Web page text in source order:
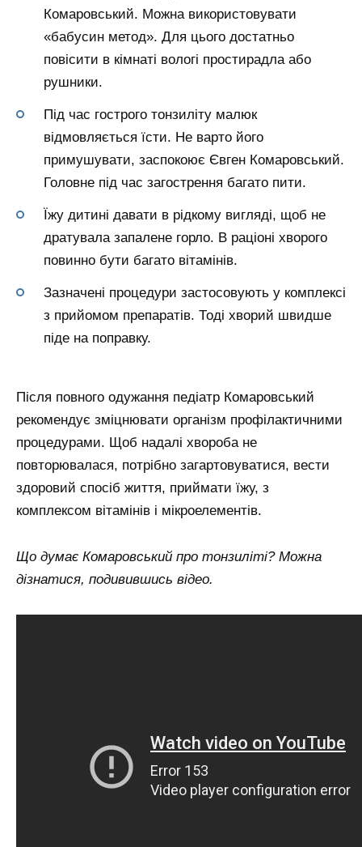
Комаровський. Можна використовувати
«бабусин метод». Для цього достатньо
повісити в кімнаті вологі простирадла або
рушники.
Під час гострого тонзиліту малюк
відмовляється їсти. Не варто його
примушувати, заспокоює Євген Комаровський.
Головне під час загострення багато пити.
Їжу дитині давати в рідкому вигляді, щоб не
дратувала запалене горло. В раціоні хворого
повинно бути багато вітамінів.
Зазначені процедури застосовують у комплексі
з прийомом препаратів. Тоді хворий швидше
піде на поправку.
Після повного одужання педіатр Комаровський
рекомендує зміцнювати організм профілактичними
процедурами. Щоб надалі хвороба не
повторювалася, потрібно загартовуватися, вести
здоровий спосіб життя, приймати їжу, з
комплексом вітамінів і мікроелементів.
Що думає Комаровський про тонзиліті? Можна
дізнатися, подивившись відео.